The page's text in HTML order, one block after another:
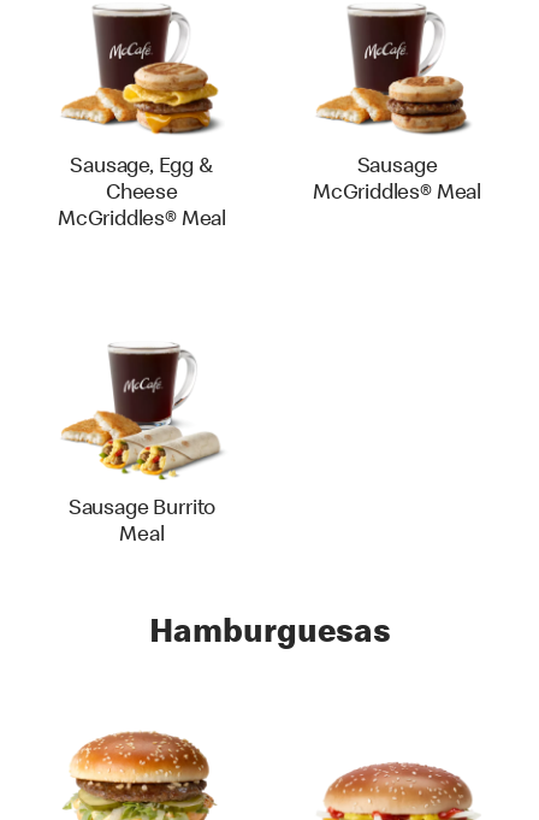
Sausage, Egg &
Cheese
McGriddles® Meal
Sausage
McGriddles® Meal
Sausage Burrito
Meal
Hamburguesas